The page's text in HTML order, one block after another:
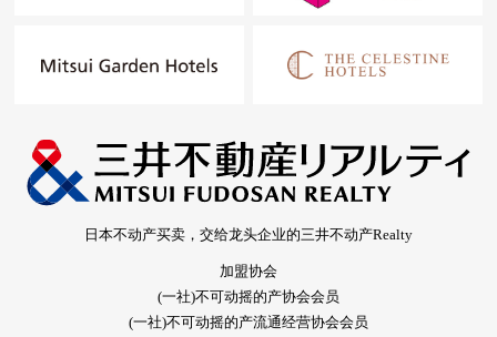
日本不动产买卖，交给龙头企业的三井不动产Realty
加盟协会
(一社)不可动摇的产协会会员
(一社)不可动摇的产流通经营协会会员